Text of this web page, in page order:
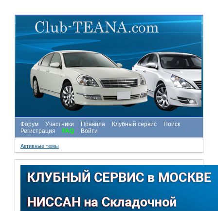
Форум Участники Правила Клубный сервис
Поиск
Регистрация
FAQ Войти
Активные темы